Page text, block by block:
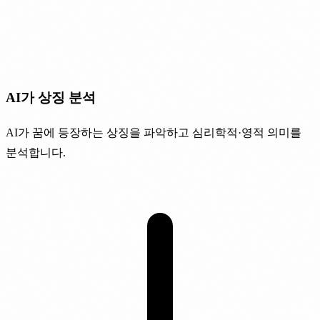
AI가 상징 분석
AI가 꿈에 등장하는 상징을 파악하고 심리학적·영적 의미를
분석합니다.